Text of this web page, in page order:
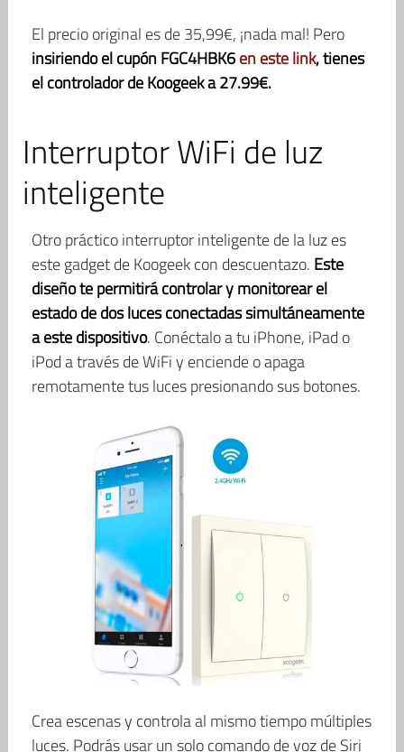
El precio original es de 35,99€, ¡nada mal! Pero
insiriendo el cupón FGC4HBK6en este link, tienes
el controlador de Koogeek a 27.99€.
Interruptor WiFi de luz
inteligente
Otro práctico interruptor inteligente de la luz es
este gadget de Koogeek con descuentazo. Este
diseño te permitirá controlar y monitorear el
estado de dos luces conectadas simultáneamente
a este dispositivo. Conéctalo a tu iPhone, iPad o
iPod a través de WiFi y enciende o apaga
remotamente tus luces presionando sus botones.
Crea escenas y controla al mismo tiempo múltiples
luces. Podrás usar un solo comando de voz de Siri